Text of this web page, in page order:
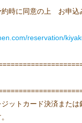
約時に同意の上 お申込
reservation/
ットカード決済また